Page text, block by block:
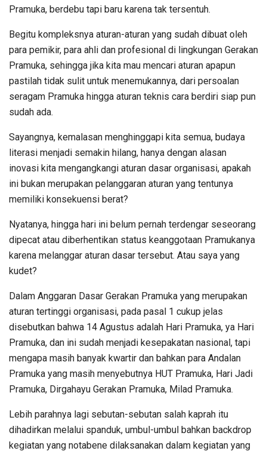
Pramuka, berdebu tapi baru karena tak tersentuh.
Begitu kompleksnya aturan-aturan yang sudah dibuat oleh
para pemikir, para ahli dan profesional di lingkungan Gerakan
Pramuka, sehingga jika kita mau mencari aturan apapun
pastilah tidak sulit untuk menemukannya, dari persoalan
seragam Pramuka hingga aturan teknis cara berdiri siap pun
sudah ada.
Sayangnya, kemalasan menghinggapi kita semua, budaya
literasi menjadi semakin hilang, hanya dengan alasan
inovasi kita mengangkangi aturan dasar organisasi, apakah
ini bukan merupakan pelanggaran aturan yang tentunya
memiliki konsekuensi berat?
Nyatanya, hingga hari ini belum pernah terdengar seseorang
dipecat atau diberhentikan status keanggotaan Pramukanya
karena melanggar aturan dasar tersebut. Atau saya yang
kudet?
Dalam Anggaran Dasar Gerakan Pramuka yang merupakan
aturan tertinggi organisasi, pada pasal 1 cukup jelas
disebutkan bahwa 14 Agustus adalah Hari Pramuka, ya Hari
Pramuka, dan ini sudah menjadi kesepakatan nasional, tapi
mengapa masih banyak kwartir dan bahkan para Andalan
Pramuka yang masih menyebutnya HUT Pramuka, Hari Jadi
Pramuka, Dirgahayu Gerakan Pramuka, Milad Pramuka.
Lebih parahnya lagi sebutan-sebutan salah kaprah itu
dihadirkan melalui spanduk, umbul-umbul bahkan backdrop
kegiatan yang notabene dilaksanakan dalam kegiatan yang